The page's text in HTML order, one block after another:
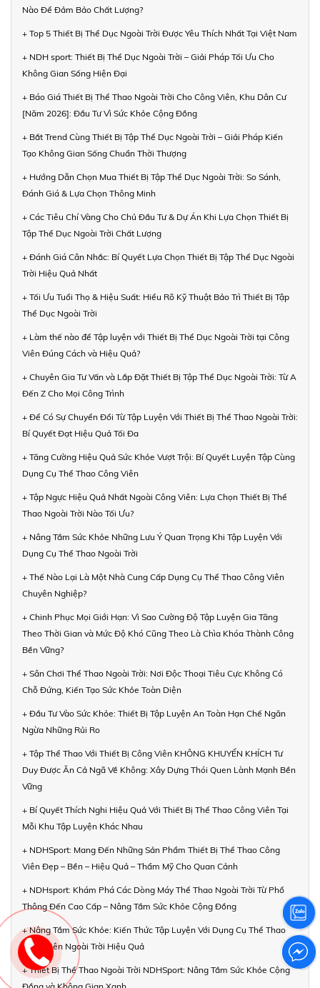
Nào Để Đảm Bảo Chất Lượng?
+ Top 5 Thiết Bị Thể Dục Ngoài Trời Được Yêu Thích Nhất Tại Việt Nam
+ NDH sport: Thiết Bị Thể Dục Ngoài Trời – Giải Pháp Tối Ưu Cho
Không Gian Sống Hiện Đại
+ Báo Giá Thiết Bị Thể Thao Ngoài Trời Cho Công Viên, Khu Dân Cư
[Năm 2026]: Đầu Tư Vì Sức Khỏe Cộng Đồng
+ Bắt Trend Cùng Thiết Bị Tập Thể Dục Ngoài Trời – Giải Pháp Kiến
Tạo Không Gian Sống Chuẩn Thời Thượng
+ Hướng Dẫn Chọn Mua Thiết Bị Tập Thể Dục Ngoài Trời: So Sánh,
Đánh Giá & Lựa Chọn Thông Minh
+ Các Tiêu Chí Vàng Cho Chủ Đầu Tư & Dự Án Khi Lựa Chọn Thiết Bị
Tập Thể Dục Ngoài Trời Chất Lượng
+ Đánh Giá Cân Nhắc: Bí Quyết Lựa Chọn Thiết Bị Tập Thể Dục Ngoài
Trời Hiệu Quả Nhất
+ Tối Ưu Tuổi Thọ & Hiệu Suất: Hiểu Rõ Kỹ Thuật Bảo Trì Thiết Bị Tập
Thể Dục Ngoài Trời
+ Làm thế nào để Tập luyện với Thiết Bị Thể Dục Ngoài Trời tại Công
Viên Đúng Cách và Hiệu Quả?
+ Chuyên Gia Tư Vấn và Lắp Đặt Thiết Bị Tập Thể Dục Ngoài Trời: Từ A
Đến Z Cho Mọi Công Trình
+ Để Có Sự Chuyển Đổi Từ Tập Luyện Với Thiết Bị Thể Thao Ngoài Trời:
Bí Quyết Đạt Hiệu Quả Tối Đa
+ Tăng Cường Hiệu Quả Sức Khỏe Vượt Trội: Bí Quyết Luyện Tập Cùng
Dụng Cụ Thể Thao Công Viên
+ Tập Ngực Hiệu Quả Nhất Ngoài Công Viên: Lựa Chọn Thiết Bị Thể
Thao Ngoài Trời Nào Tối Ưu?
+ Nâng Tầm Sức Khỏe Những Lưu Ý Quan Trọng Khi Tập Luyện Với
Dụng Cụ Thể Thao Ngoài Trời
+ Thế Nào Lại Là Một Nhà Cung Cấp Dụng Cụ Thể Thao Công Viên
Chuyên Nghiệp?
+ Chinh Phục Mọi Giới Hạn: Vì Sao Cường Độ Tập Luyện Gia Tăng
Theo Thời Gian và Mức Độ Khó Cũng Theo Là Chìa Khóa Thành Công
Bền Vững?
+ Sân Chơi Thể Thao Ngoài Trời: Nơi Độc Thoại Tiêu Cực Không Có
Chỗ Đứng, Kiến Tạo Sức Khỏe Toàn Diện
+ Đầu Tư Vào Sức Khỏe: Thiết Bị Tập Luyện An Toàn Hạn Chế Ngăn
Ngừa Những Rủi Ro
+ Tập Thể Thao Với Thiết Bị Công Viên KHÔNG KHUYẾN KHÍCH Tư
Duy Được Ăn Cả Ngã Về Không: Xây Dựng Thói Quen Lành Mạnh Bền
Vững
+ Bí Quyết Thích Nghi Hiệu Quả Với Thiết Bị Thể Thao Công Viên Tại
Mỗi Khu Tập Luyện Khác Nhau
+ NDHSport: Mang Đến Những Sản Phẩm Thiết Bị Thể Thao Công
Viên Đẹp – Bền – Hiệu Quả – Thẩm Mỹ Cho Quan Cảnh
+ NDHsport: Khám Phá Các Dòng Máy Thể Thao Ngoài Trời Từ Phổ
Thông Đến Cao Cấp – Nâng Tầm Sức Khỏe Cộng Đồng
+ Nâng Tầm Sức Khỏe: Kiến Thức Tập Luyện Với Dụng Cụ Thể Thao
Công Viên Ngoài Trời Hiệu Quả
+ Thiết Bị Thể Thao Ngoài Trời NDHSport: Nâng Tầm Sức Khỏe Cộng